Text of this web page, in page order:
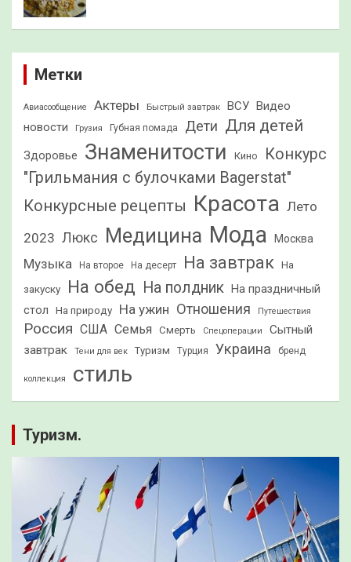
Метки
Авиасообщение Актеры Быстрый завтрак ВСУ Видео
новости
Грузия Губная помада Дети Для детей
Здоровье Знаменитости Кино
Конкурс
"Грильмания с булочками Bagerstat"
Конкурсные рецепты Красота Лето
2023 Люкс Медицина Мода Москва
Музыка На второе На десерт На завтрак На
закуску На обед На полдник На праздничный
стол
На природу На ужин Отношения Путешествия
Россия США Семья Смерть Спецоперации
Сытный
завтрак
Тени для век Туризм Турция Украина бренд
коллекция стиль
Туризм.